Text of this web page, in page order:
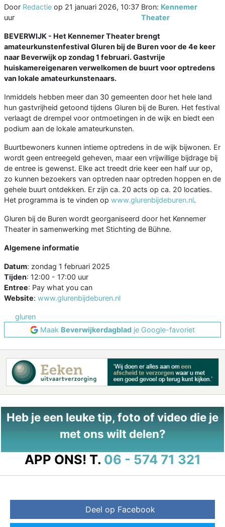
Door Redactie op 21 januari 2026, 10:37
uur
Bron: Kennemer
Theater
BEVERWIJK - Het Kennemer Theater brengt
amateurkunstenfestival Gluren bij de Buren voor de 4e keer
naar Beverwijk op zondag 1 februari. Gastvrije
huiskamereigenaren verwelkomen de buurt voor optredens
van lokale amateurkunstenaars.
Inmiddels hebben meer dan 30 gemeenten door het hele land
hun gastvrijheid getoond tijdens Gluren bij de Buren. Het festival
verlaagt de drempel voor ontmoetingen in de wijk en biedt een
podium aan de lokale amateurkunsten.
Buurtbewoners kunnen intieme optredens in de wijk bijwonen. Er
wordt geen entreegeld geheven, maar een vrijwillige bijdrage bij
de entree is gewenst. Elke act treedt drie keer een half uur op,
zo kunnen bezoekers van optreden naar optreden hoppen en de
gehele buurt ontdekken. Er zijn ca. 20 acts op ca. 20 locaties.
Het programma is te vinden op www.glurenbijdeburen.nl.
Gluren bij de Buren wordt georganiseerd door het Kennemer
Theater in samenwerking met Stichting de Bühne.
Algemene informatie
Datum: zondag 1 februari 2025
Tijden: 12:00 - 17:00 uur
Entree: Pay what you can
Website: www.glurenbijdeburen.nl
gluren
Maak Beverwijkerdagblad je Google-favoriet
Heb je een leuke tip, foto of video die je
met ons wilt delen?
APP ONS! T. 06 - 574 71 321
Deel op Facebook